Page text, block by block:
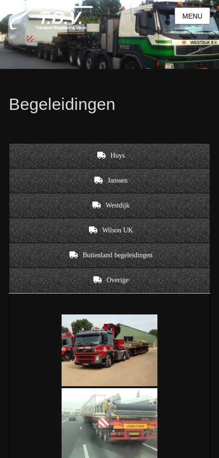
MENU
Begeleidingen
Huys
Janssen
Westdijk
Wilson UK
Buitenland begeleidingen
Overige